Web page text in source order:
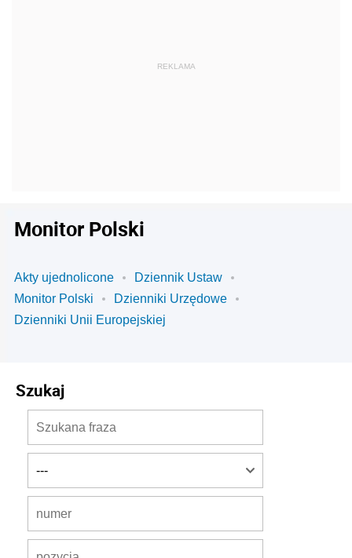
Monitor Polski
Akty ujednolicone
Dziennik Ustaw
Monitor Polski
Dzienniki Urzędowe
Dzienniki Unii Europejskiej
Szukaj